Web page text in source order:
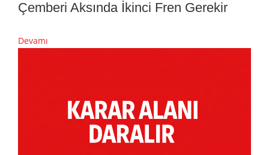
Çemberi Aksında İkinci Fren Gerekir
Devamı